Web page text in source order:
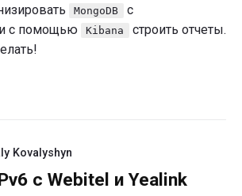
MongoDB с
и с помощью Kibana
строить отчеты.
Kovalyshyn
с Webitel и Yealink